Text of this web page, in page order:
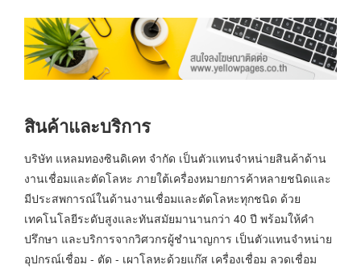
สินค้าและบริการ
บริษัท แหลมทองซินดิเคท จำกัด เป็นตัวแทนจำหน่ายสินค้าด้าน
งานเชื่อมและตัดโลหะ ภายใต้เครื่องหมายการค้าหลายชนิดและ
มีประสพการณ์ในด้านงานเชื่อมและตัดโลหะทุกชนิด ด้วย
เทคโนโลยีระดับสูงและทันสมัยมานานกว่า 40 ปี พร้อมให้คำ
ปรึกษา และบริการจากวิศวกรผู้ชำนาญการ เป็นตัวแทนจำหน่าย
อุปกรณ์เชื่อม - ตัด - เผาโลหะด้วยแก๊ส เครื่องเชื่อม ลวดเชื่อม